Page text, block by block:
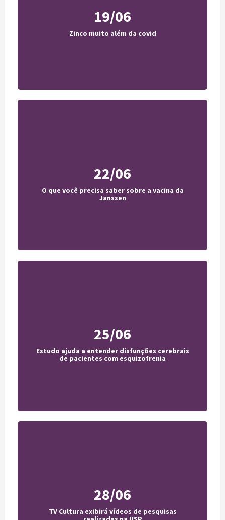
19/06
Zinco muito além da covid
Veja
Acesse
22/06
O que você precisa saber sobre a vacina da
Janssen
CNN Brasil
Acesse
25/06
Estudo ajuda a entender disfunções cerebrais
de pacientes com esquizofrenia
UOL Viva Bem
Acesse
28/06
TV Cultura exibirá vídeos de pesquisas
Jornal da USP
Acesse